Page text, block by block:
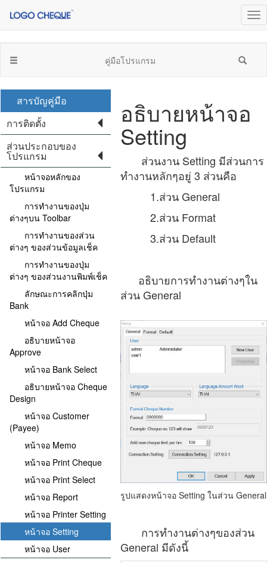
คู่มือโปรแกรม
สารบัญคู่มือ
การติดตั้ง
ส่วนประกอบของ
โปรแกรม
หน้าจอหลักของ
โปรแกรม
การทำงานของปุ่ม
ต่างๆบน Toolbar
การทำงานของส่วน
ต่างๆ ของส่วนข้อมูลเช็ค
การทำงานของปุ่ม
ต่างๆ ของส่วนงานพิมพ์เช็ค
ลักษณะการคลิกปุ่ม
Bank
หน้าจอ Add Cheque
อธิบายหน้าจอ
Approve
หน้าจอ Bank Select
อธิบายหน้าจอ Cheque
Design
หน้าจอ Customer
(Payee)
หน้าจอ Memo
หน้าจอ Print Cheque
หน้าจอ Print Select
หน้าจอ Report
หน้าจอ Printer Setting
หน้าจอ Setting
หน้าจอ User
อธิบายหน้าจอ
Setting
ส่วนงาน Setting มีส่วนการ
ทำงานหลักๆอยู่ 3 ส่วนคือ
1.ส่วน General
2.ส่วน Format
3.ส่วน Default
อธิบายการทำงานต่างๆใน
ส่วน General
รูปแสดงหน้าจอ Setting ในส่วน General
การทำงานต่างๆของส่วน
General มีดังนี้